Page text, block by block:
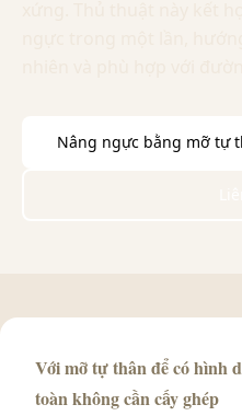
Nâng ngực bằng mỡ tự
Với mỡ tự thân để có hình
toàn không cần cấy ghép